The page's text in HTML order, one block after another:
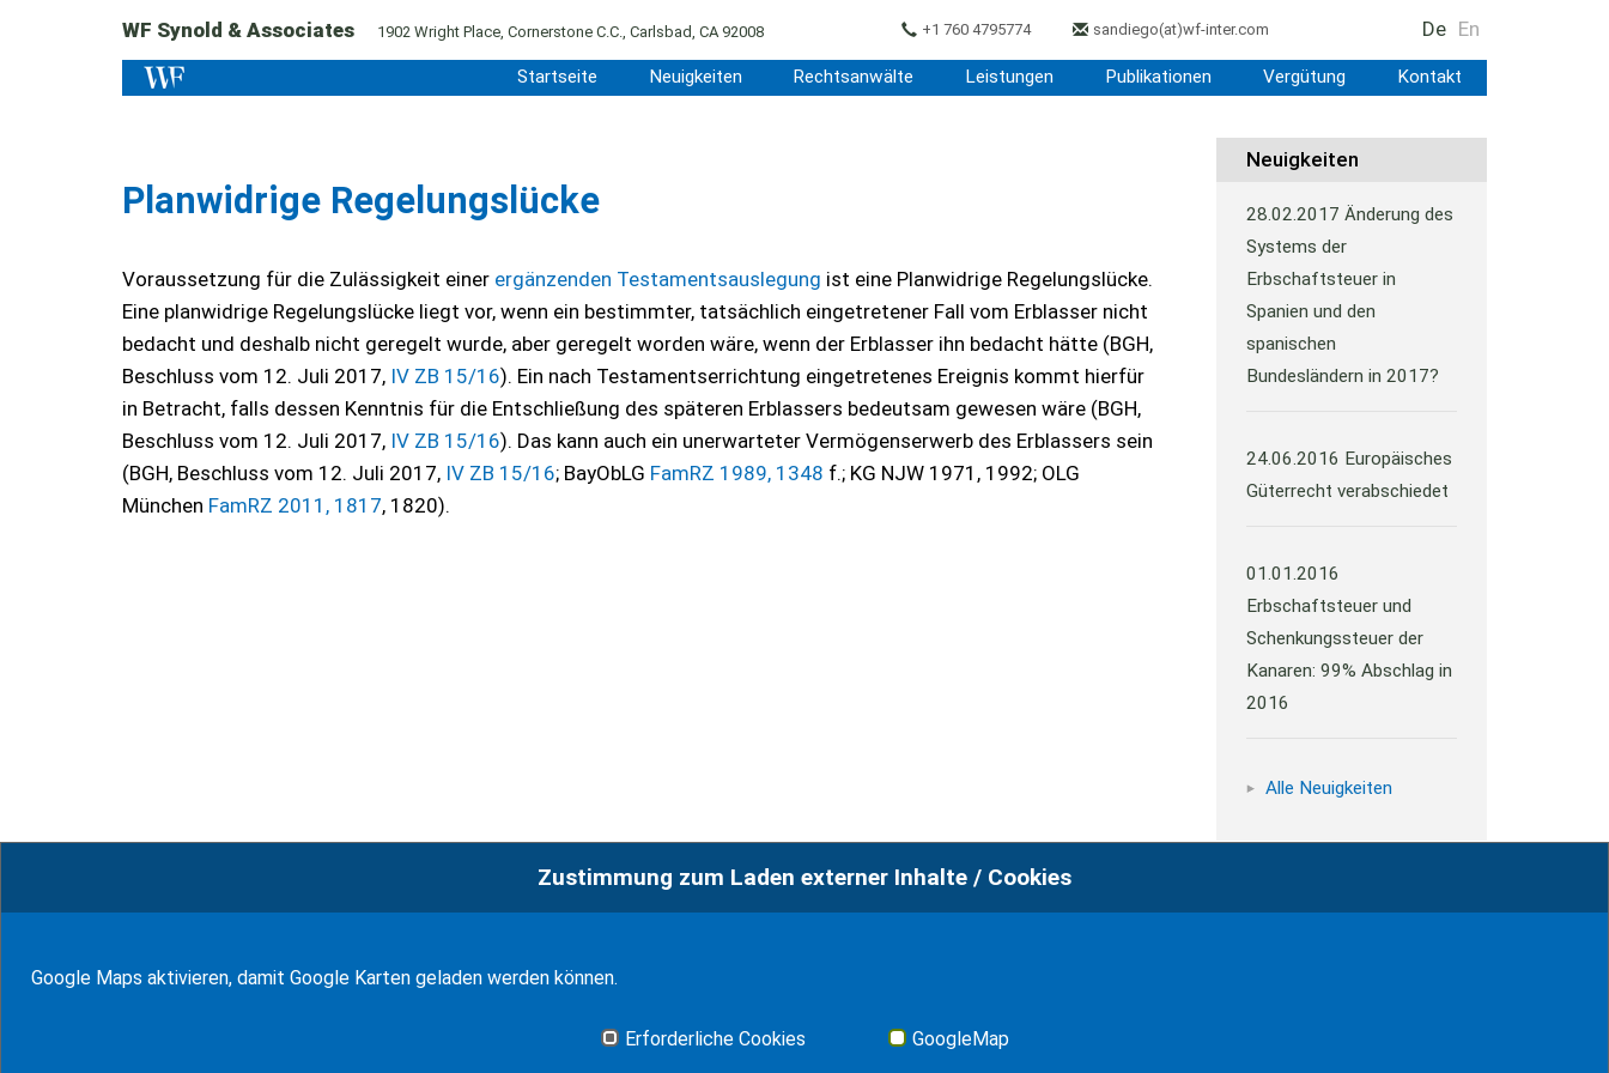
WF Synold & Associates 1902 Wright Place, Cornerstone C.C., Carlsbad, CA 92008 sandiego(at)wf-inter.com
+1 760 4795774 De En
Startseite Neuigkeiten Rechtsanwälte Leistungen Publikationen Vergütung Kontakt
Planwidrige Regelungslücke
Voraussetzung für die Zulässigkeit einer ergänzenden Testamentsauslegung ist eine Planwidrige Regelungslücke.
Eine planwidrige Regelungslücke liegt vor, wenn ein bestimmter, tatsächlich eingetretener Fall vom Erblasser nicht
bedacht und deshalb nicht geregelt wurde, aber geregelt worden wäre, wenn der Erblasser ihn bedacht hätte (BGH,
Beschluss vom 12. Juli 2017, IV ZB 15/16). Ein nach Testamentserrichtung eingetretenes Ereignis kommt hierfür
in Betracht, falls dessen Kenntnis für die Entschließung des späteren Erblassers bedeutsam gewesen wäre (BGH,
Beschluss vom 12. Juli 2017, IV ZB 15/16). Das kann auch ein unerwarteter Vermögenserwerb des Erblassers sein
(BGH, Beschluss vom 12. Juli 2017, IV ZB 15/16; BayObLG FamRZ 1989, 1348 f.; KG NJW 1971, 1992; OLG
München FamRZ 2011, 1817, 1820).
Neuigkeiten
28.02.2017Änderung des
Systems der
Erbschaftsteuer in
Spanien und den
spanischen
Bundesländern in 2017?
24.06.2016 Europäisches
Güterrecht verabschiedet
01.01.2016
Erbschaftsteuer und
Schenkungssteuer der
Kanaren: 99% Abschlag in
2016
Alle Neuigkeiten
© WF Synold & Associates 2026 Impressum Kontakt Datenschutz
Zustimmung zum Laden externer Inhalte / Cookies
Google Maps aktivieren, damit Google Karten geladen werden können.
Erforderliche Cookies GoogleMap